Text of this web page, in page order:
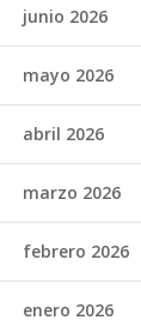
junio 2026
mayo 2026
abril 2026
marzo 2026
febrero 2026
enero 2026